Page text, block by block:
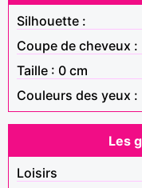
Silhouette :
Coupe de cheveux :
Taille : 0 cm
Couleurs des yeux :
Les
Loisirs